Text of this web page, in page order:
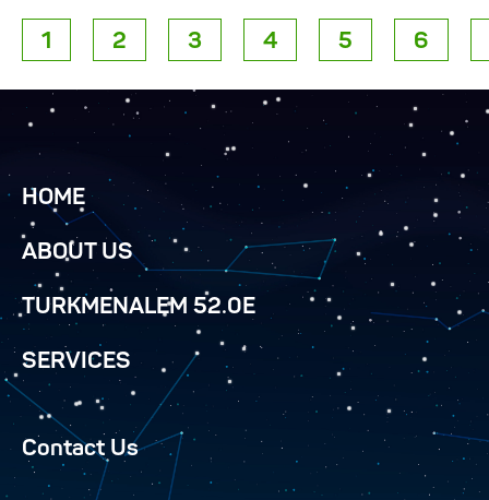
1 2 3 4 5 6
HOME
ABOUT US
TURKMENALEM 52.0E
SERVICES
Contact Us